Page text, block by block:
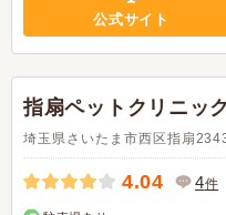
公式サイト
指扇ペットクリニック
埼玉県さいたま市西区指扇
4.04 4件